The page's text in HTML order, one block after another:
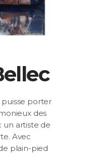
puisse porter
des
un artiste de
Avec
plain-pied